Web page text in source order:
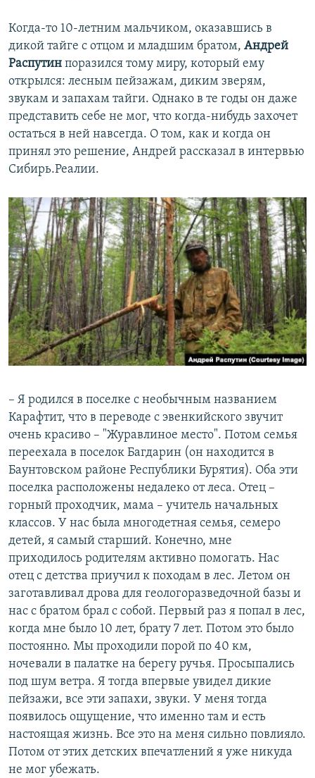
Когда-то 10-летним мальчиком, оказавшись в
дикой тайге с отцом и младшим братом, Андрей
Распутин поразился тому миру, который ему
открылся: лесным пейзажам, диким зверям,
звукам и запахам тайги. Однако в те годы он даже
представить себе не мог, что когда-нибудь захочет
остаться в ней навсегда. О том, как и когда он
принял это решение, Андрей рассказал в интервью
Сибирь.Реалии.
– Я родился в поселке с необычным названием
Карафтит, что в переводе с эвенкийского звучит
очень красиво – "Журавлиное место". Потом семья
переехала в поселок Багдарин (он находится в
Баунтовском районе Республики Бурятия). Оба эти
поселка расположены недалеко от леса. Отец –
горный проходчик, мама – учитель начальных
классов. У нас была многодетная семья, семеро
детей, я самый старший. Конечно, мне
приходилось родителям активно помогать. Нас
отец с детства приучил к походам в лес. Летом он
заготавливал дрова для геологоразведочной базы и
нас с братом брал с собой. Первый раз я попал в лес,
когда мне было 10 лет, брату 7 лет. Потом это было
постоянно. Мы проходили порой по 40 км,
ночевали в палатке на берегу ручья. Просыпались
под шум ветра. Я тогда впервые увидел дикие
пейзажи, все эти запахи, звуки. У меня тогда
появилось ощущение, что именно там и есть
настоящая жизнь. Все это на меня сильно повлияло.
Потом от этих детских впечатлений я уже никуда
не мог убежать.